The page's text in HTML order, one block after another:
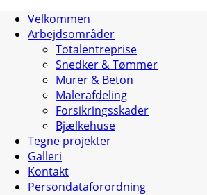
Velkommen
Arbejdsområder
Totalentreprise
Snedker & Tømmer
Murer & Beton
Malerafdeling
Forsikringsskader
Bjælkehuse
Tegne projekter
Galleri
Kontakt
Persondataforordning